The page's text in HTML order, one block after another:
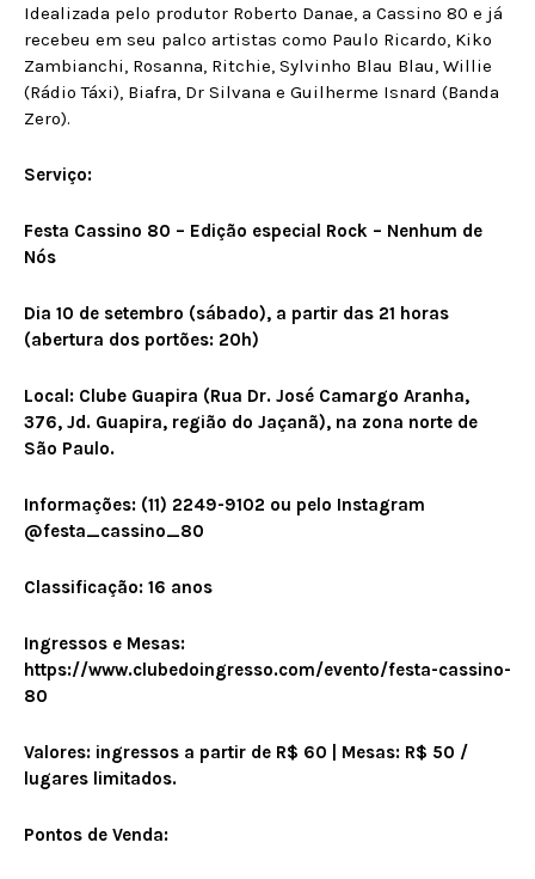
Idealizada pelo produtor Roberto Danae, a Cassino 80 e já
recebeu em seu palco artistas como Paulo Ricardo, Kiko
Zambianchi, Rosanna, Ritchie, Sylvinho Blau Blau, Willie
(Rádio Táxi), Biafra, Dr Silvana e Guilherme Isnard (Banda
Zero).
Serviço:
Festa Cassino 80 – Edição especial Rock – Nenhum de
Nós
Dia 10 de setembro (sábado), a partir das 21 horas
(abertura dos portões: 20h)
Local: Clube Guapira (Rua Dr. José Camargo Aranha,
376, Jd. Guapira, região do Jaçanã), na zona norte de
São Paulo.
Informações: (11) 2249-9102 ou pelo Instagram
@festa_cassino_80
Classificação: 16 anos
Ingressos e Mesas:
https://www.clubedoingresso.com/evento/festa-cassino-
80
Valores: ingressos a partir de R$ 60 | Mesas: R$ 50 /
lugares limitados.
Pontos de Venda: